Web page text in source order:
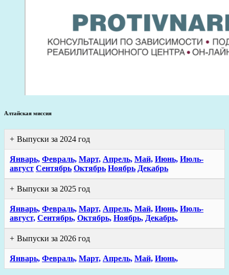
Алтайская миссия
Выпуски за 2024 год
Январь, Февраль, Март, Апрель, Май, Июнь, Июль-
август Сентябрь Октябрь Ноябрь Декабрь
Выпуски за 2025 год
Январь, Февраль, Март, Апрель, Май, Июнь, Июль-
август, Сентябрь, Октябрь, Ноябрь, Декабрь,
Выпуски за 2026 год
Январь, Февраль, Март, Апрель, Май, Июнь,